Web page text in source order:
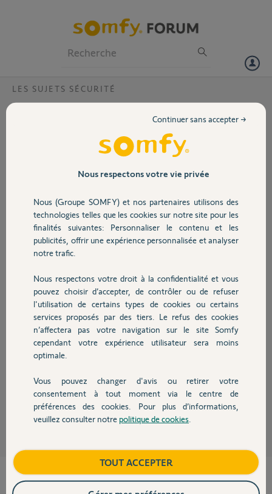
Volet
Sécurité
Domotique
Chauffage
Autres produits
Devis avec un pro
Contact
LES SUJETS SÉCURITÉ
Intégration Alarme Somfy sur Box
Je voulais savoir si il était possible d'intégré les alarmes Somfy dans
nos box domotique style Jeedom ou autre ?
Merci.
Clement V.
il y a plus de 7 ans
Participer au fil de discussion
Réponses
Bonjour
De quelles autres box s'agit-il et de quelles centrales ?
Anonyme il y a plus de 7 ans
Nous respectons votre vie privée
Nous (Groupe SOMFY) et nos partenaires utilisons des
technologies telles que les cookies sur notre site pour les
finalités suivantes: Personnaliser le contenu et les
publicités, offrir une expérience personnalisée et analyser
notre trafic.
Nous respectons votre droit à la confidentialité et vous
pouvez choisir d’accepter, de contrôler ou de refuser
l'utilisation de certains types de cookies ou certains
services proposés par des tiers. Le refus des cookies
n’affectera pas votre navigation sur le site Somfy
cependant votre expérience utilisateur sera moins
optimale.
Vous pouvez changer d'avis ou retirer votre
consentement à tout moment via le centre de
préférences des cookies. Pour plus d’informations,
veuillez consulter notre politique de cookies
Continuer sans accepter →
TOUT ACCEPTER